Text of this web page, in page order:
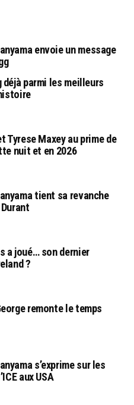
envoie un message
déjà parmi les meilleurs
Tyrese Maxey au prime de
nuit et en 2026
tient sa revanche
a joué… son dernier
?
remonte le temps
s’exprime sur les
aux USA